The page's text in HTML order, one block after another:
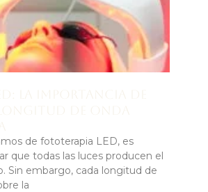
de fototerapia LED, es
que todas las luces producen el
Sin embargo, cada longitud de
la